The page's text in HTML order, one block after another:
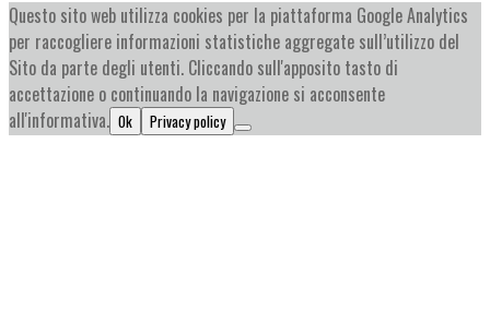
Questo sito web utilizza cookies per la piattaforma Google Analytics
per raccogliere informazioni statistiche aggregate sull’utilizzo del
Sito da parte degli utenti. Cliccando sull'apposito tasto di
accettazione o continuando la navigazione si acconsente
all'informativa. Ok Privacy policy